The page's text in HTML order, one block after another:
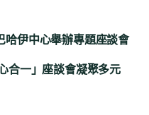
哈伊中心舉辦專題座談會
合一」座談會凝聚多元